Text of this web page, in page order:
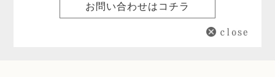
お問い合わせはコチラ